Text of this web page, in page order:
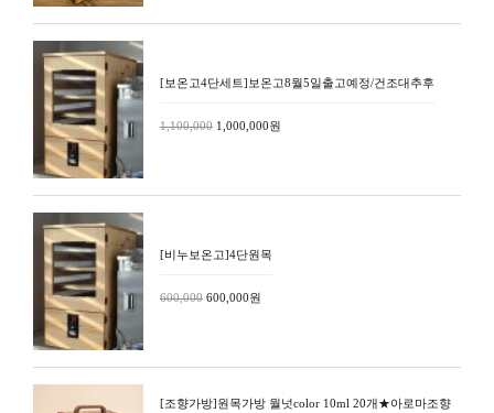
[보온고4단세트]보온고8월5일출고예정/건조대추후
1,100,000 1,000,000원
[비누보온고]4단원목
600,000 600,000원
[조향가방]원목가방 월넛color 10ml 20개★아로마조향